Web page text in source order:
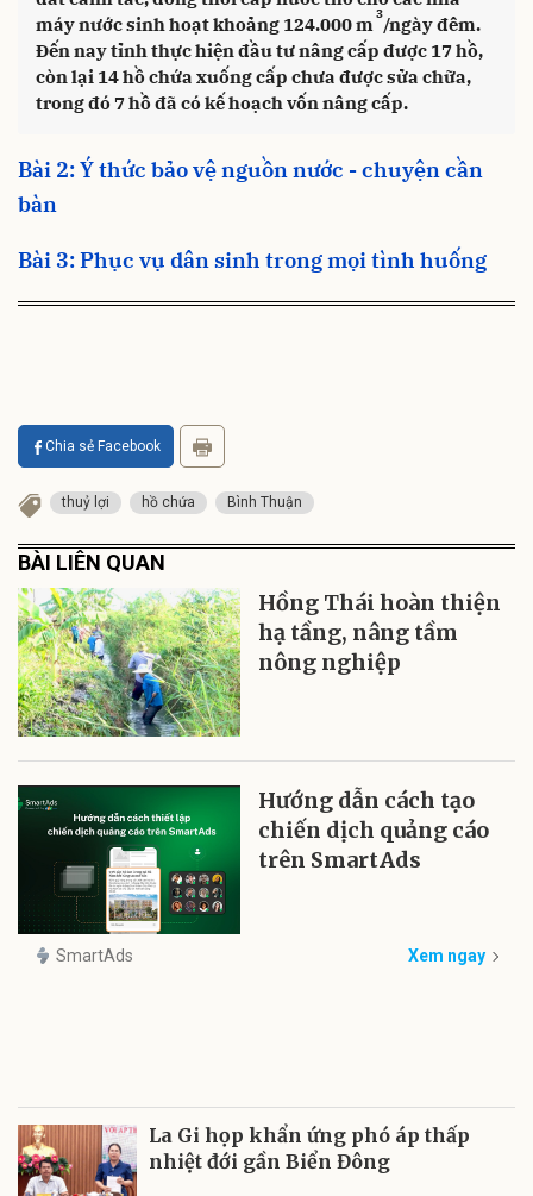
máy nước sinh hoạt khoảng 124.000 m3/ngày đêm.
Đến nay tỉnh thực hiện đầu tư nâng cấp được 17 hồ,
còn lại 14 hồ chứa xuống cấp chưa được sửa chữa,
trong đó 7 hồ đã có kế hoạch vốn nâng cấp.
Bài 2: Ý thức bảo vệ nguồn nước - chuyện cần
bàn
Bài 3: Phục vụ dân sinh trong mọi tình huống
Chia sẻ Facebook
thuỷ lợi hồ chứa Bình Thuận
BÀI LIÊN QUAN
Hồng Thái hoàn thiện
hạ tầng, nâng tầm
nông nghiệp
Hướng dẫn cách tạo
chiến dịch quảng cáo
trên SmartAds
SmartAds Xem ngay
La Gi họp khẩn ứng phó áp thấp
nhiệt đới gần Biển Đông